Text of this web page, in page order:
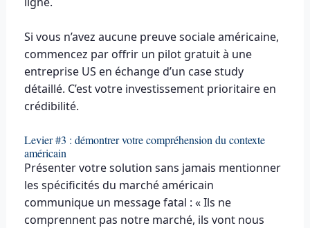
Si vous n’avez aucune preuve sociale américaine,
commencez par offrir un pilot gratuit à une
entreprise US en échange d’un case study
détaillé. C’est votre investissement prioritaire en
crédibilité.
Levier #3 : démontrer votre compréhension du contexte
américain
Présenter votre solution sans jamais mentionner
les spécificités du marché américain
communique un message fatal : « Ils ne
comprennent pas notre marché, ils vont nous